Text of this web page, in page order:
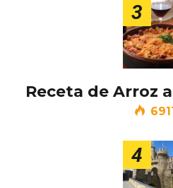
3
Receta de Arroz
4